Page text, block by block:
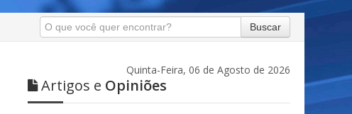
Buscar
Quinta-Feira, 06 de Agosto de 2026
Artigos e Opiniões